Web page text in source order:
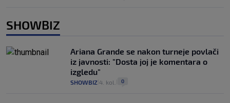
SHOWBIZ
Ariana Grande se nakon turneje povlači
iz javnosti: "Dosta joj je komentara o
izgledu"
SHOWBIZ 4. kol. 0